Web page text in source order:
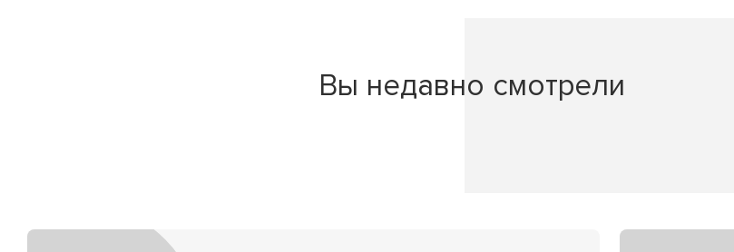
Вы недавно смотрели